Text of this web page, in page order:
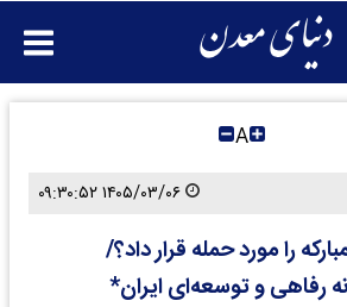
A
را مورد حمله قرار داد؟/
رفاهی و توسعه‌ای ایران*